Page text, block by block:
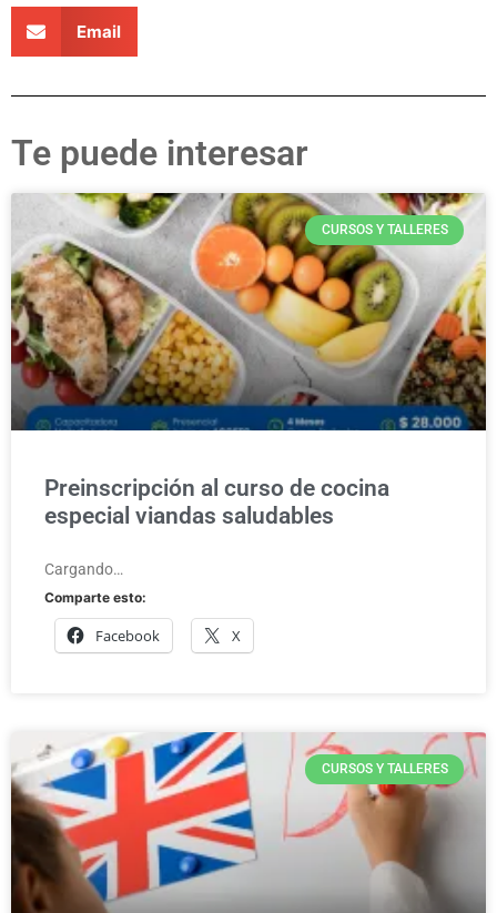
Email
Te puede interesar
CURSOS Y TALLERES
Preinscripción al curso de cocina
especial viandas saludables
Cargando…
Comparte esto:
Facebook X
CURSOS Y TALLERES